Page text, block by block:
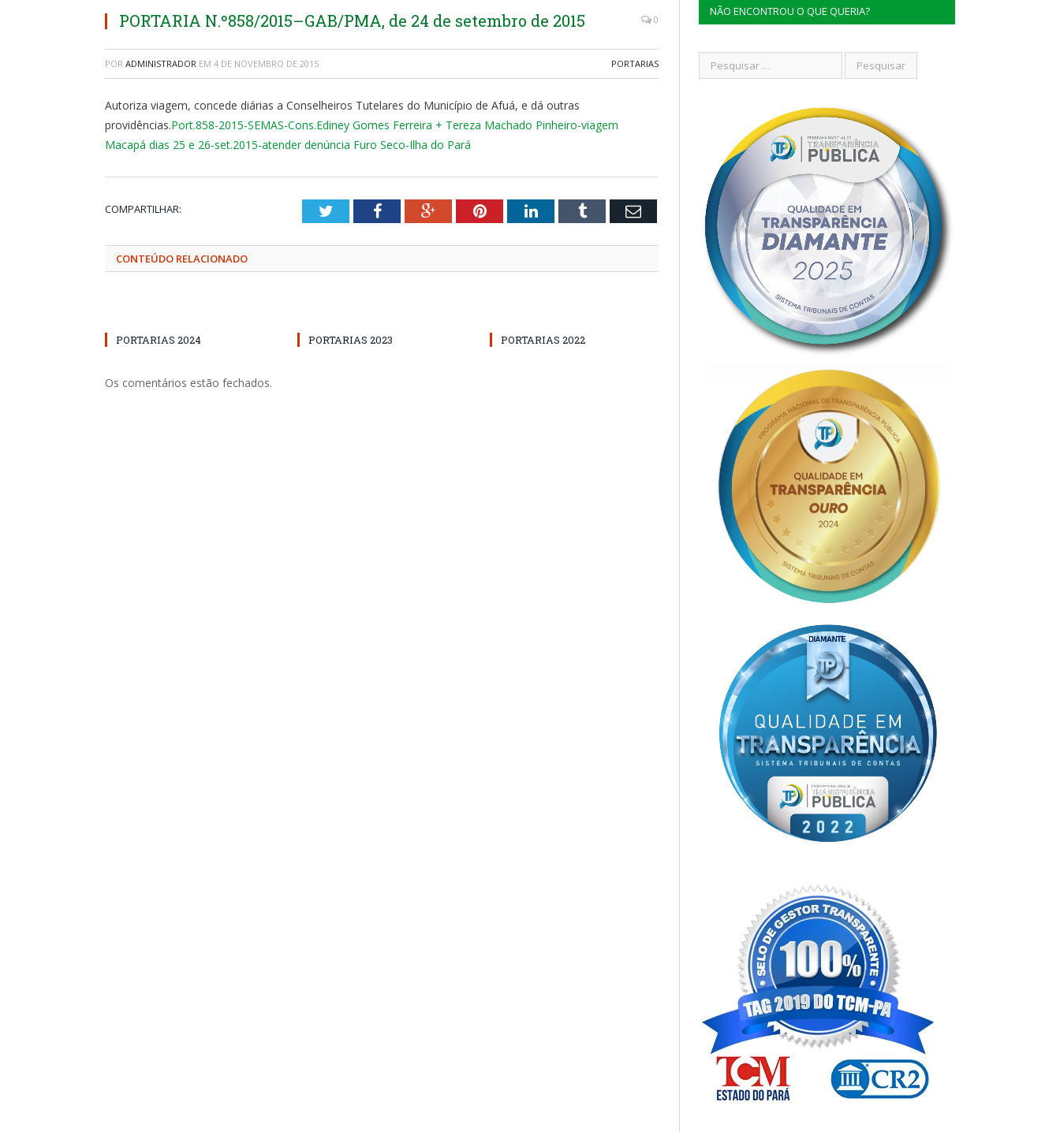
PORTARIA N.º858/2015–GAB/PMA, de 24 de setembro de 2015 0
POR ADMINISTRADOR EM 4 DE NOVEMBRO DE 2015 PORTARIAS
Autoriza viagem, concede diárias a Conselheiros Tutelares do Município de Afuá, e dá outras
providências.Port.858-2015-SEMAS-Cons.Ediney Gomes Ferreira + Tereza Machado Pinheiro-viagem
Macapá dias 25 e 26-set.2015-atender denúncia Furo Seco-Ilha do Pará
COMPARTILHAR: TwitterFacebookGoogle+PinterestLinkedInTumblr Email
CONTEÚDO RELACIONADO
PORTARIAS 2024 PORTARIAS 2023 PORTARIAS 2022
Os comentários estão fechados.
NÃO ENCONTROU O QUE QUERIA?